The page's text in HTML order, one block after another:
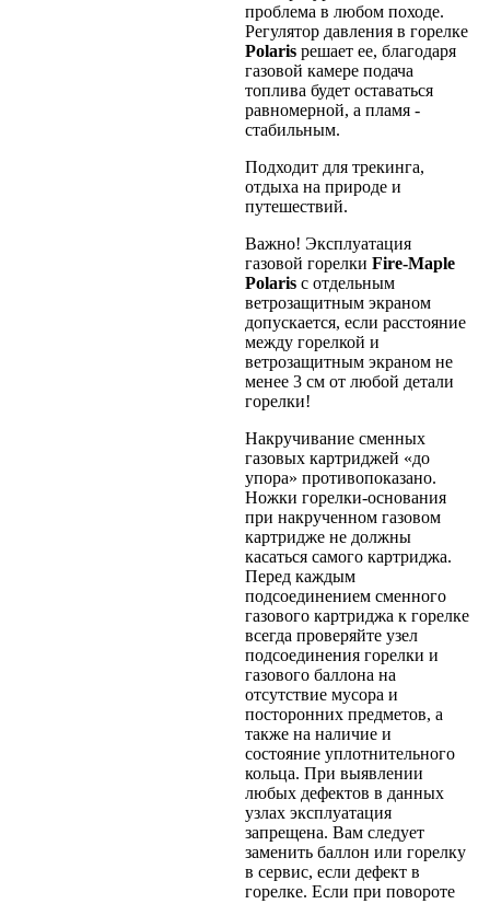
проблема в любом походе.
Регулятор давления в горелке
Polaris решает ее, благодаря
газовой камере подача
топлива будет оставаться
равномерной, а пламя -
стабильным.
Подходит для трекинга,
отдыха на природе и
путешествий.
Важно! Эксплуатация
газовой горелки Fire-Maple
Polaris с отдельным
ветрозащитным экраном
допускается, если расстояние
между горелкой и
ветрозащитным экраном не
менее 3 см от любой детали
горелки!
Накручивание сменных
газовых картриджей «до
упора» противопоказано.
Ножки горелки-основания
при накрученном газовом
картридже не должны
касаться самого картриджа.
Перед каждым
подсоединением сменного
газового картриджа к горелке
всегда проверяйте узел
подсоединения горелки и
газового баллона на
отсутствие мусора и
посторонних предметов, а
также на наличие и
состояние уплотнительного
кольца. При выявлении
любых дефектов в данных
узлах эксплуатация
запрещена. Вам следует
заменить баллон или горелку
в сервис, если дефект в
горелке. Если при повороте